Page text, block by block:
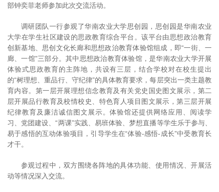
部钟奕菲老师参加此次交流活动。
调研团队一行参观了华南农业大学思创园，思创园是华南农业
大学在学生社区建设的思政教育综合平台。该平台由思想政治教育
创新基地、思创文化长廊和思想政治教育体验馆组成，即“一街、一
廊、一馆”三部分。其中思想政治教育体验馆，是华南农业大学开展
体验式思政教育的主阵地，共设有三层，结合学校对在校生提出
的“树理想、重品行、守纪律”的具体教育要求，每层突出一类主题教
育内容。第一层开展理想信念教育及有关党史国史图文展示，第二
层开展品行教育及校情校史、特色育人项目图文展示，第三层开展
纪律教育及廉洁诚信图文展示。体验馆还提供网络应用、阅读学
习、党团建设、“两课”实践、易班体验、梦想直播等学生乐于参与、
易于感悟的互动体验项目，引导学生在“体验-感悟-成长”中受教育长
才干。
参观过程中，双方围绕各阵地的具体功能、使用情况、开展活
动等情况深入交流。